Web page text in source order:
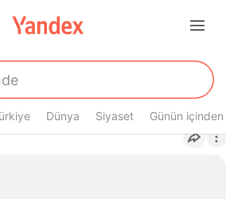
Dünya Siyaset Günün içinden